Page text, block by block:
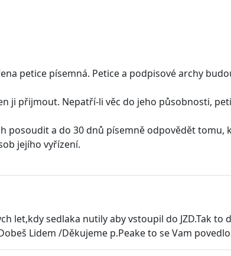
petice písemná. Petice a podpisové archy
ji přijmout. Nepatří-li věc do jeho působnosti,
posoudit a do 30 dnů písemně odpovědět
jejího vyřízení.
let,kdy sedlaka nutily aby vstoupil do JZD.Tak
Lidem /Děkujeme p.Peake to se Vam povedlo